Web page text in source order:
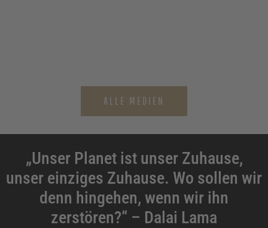
ALLE MEDIEN
„Unser Planet ist unser Zuhause,
unser einziges Zuhause. Wo sollen wir
denn hingehen, wenn wir ihn
zerstören?“ – Dalai Lama